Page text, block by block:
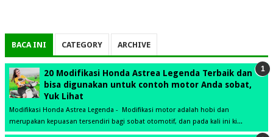
BACA INI CATEGORY ARCHIVE
20 Modifikasi Honda Astrea Legenda Terbaik dan
bisa digunakan untuk contoh motor Anda sobat,
Yuk Lihat
Modifikasi Honda Astrea Legenda - Modifikasi motor adalah hobi dan
merupakan kepuasan tersendiri bagi sobat otomotif, dan pada kali ini ki...